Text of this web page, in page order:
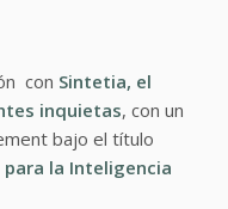
con Sintetia, el
inquietas, con un
bajo el título
la Inteligencia